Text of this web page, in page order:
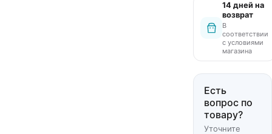
14 дней на
возврат
В
соответствии
с условиями
магазина
Есть
вопрос по
товару?
Уточните